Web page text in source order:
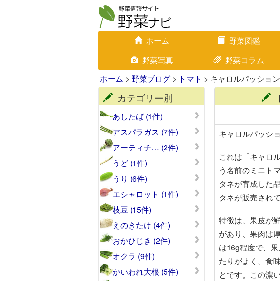
ホーム 野菜図鑑
野菜写真
野菜コラム
ホーム > 野菜ブログ > トマト > キャロルパッション
カテゴリー別
あしたば (1件)
アスパラガス (7件)
アーティチ… (2件)
うど (1件)
うり (6件)
エシャロット (1件)
枝豆 (15件)
えのきたけ (4件)
おかひじき (2件)
オクラ (9件)
かいわれ大根 (5件)
キャロルパッシ
これは「キャロ
う名前のミニト
タネが育成した
タネが販売され
特徴は、果皮が
があり、果肉は
は16g程度で、
たりがよく、食
とです。この濃